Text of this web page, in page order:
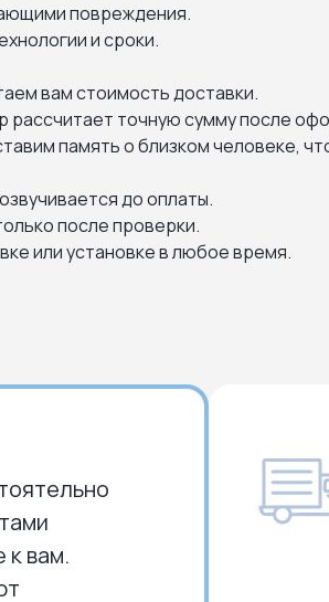
повреждения.
и сроки.
вам стоимость доставки.
точную сумму после
память о близком человеке,
до оплаты.
после проверки.
или установке в любое время.
вам.